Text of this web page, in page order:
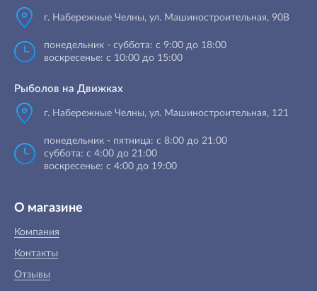
г. Набережные Челны, ул. Машиностроительная, 90B
понедельник - суббота: с 9:00 до 18:00
воскресенье: с 10:00 до 15:00
Рыболов на Движках
г. Набережные Челны, ул. Машиностроительная, 121
понедельник - пятница: с 8:00 до 21:00
суббота: с 4:00 до 21:00
воскресенье: с 4:00 до 19:00
О магазине
Компания
Контакты
Отзывы